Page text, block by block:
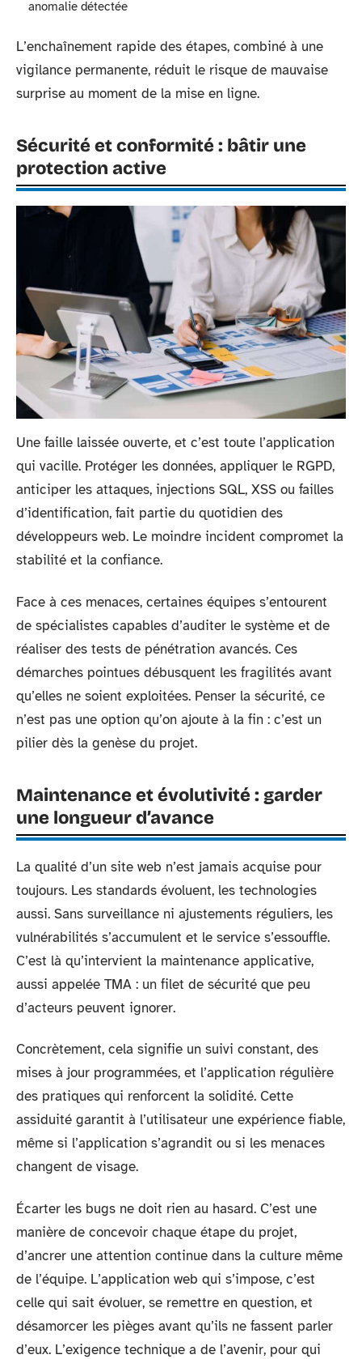
anomalie détectée
L’enchaînement rapide des étapes, combiné à une
vigilance permanente, réduit le risque de mauvaise
surprise au moment de la mise en ligne.
Sécurité et conformité : bâtir une
protection active
Une faille laissée ouverte, et c’est toute l’application
qui vacille. Protéger les données, appliquer le RGPD,
anticiper les attaques, injections SQL, XSS ou failles
d’identification, fait partie du quotidien des
développeurs web. Le moindre incident compromet la
stabilité et la confiance.
Face à ces menaces, certaines équipes s’entourent
de spécialistes capables d’auditer le système et de
réaliser des tests de pénétration avancés. Ces
démarches pointues débusquent les fragilités avant
qu’elles ne soient exploitées. Penser la sécurité, ce
n’est pas une option qu’on ajoute à la fin : c’est un
pilier dès la genèse du projet.
Maintenance et évolutivité : garder
une longueur d’avance
La qualité d’un site web n’est jamais acquise pour
toujours. Les standards évoluent, les technologies
aussi. Sans surveillance ni ajustements réguliers, les
vulnérabilités s’accumulent et le service s’essouffle.
C’est là qu’intervient la maintenance applicative,
aussi appelée TMA : un filet de sécurité que peu
d’acteurs peuvent ignorer.
Concrètement, cela signifie un suivi constant, des
mises à jour programmées, et l’application régulière
des pratiques qui renforcent la solidité. Cette
assiduité garantit à l’utilisateur une expérience fiable,
même si l’application s’agrandit ou si les menaces
changent de visage.
Écarter les bugs ne doit rien au hasard. C’est une
manière de concevoir chaque étape du projet,
d’ancrer une attention continue dans la culture même
de l’équipe. L’application web qui s’impose, c’est
celle qui sait évoluer, se remettre en question, et
désamorcer les pièges avant qu’ils ne fassent parler
d’eux. L’exigence technique a de l’avenir, pour qui